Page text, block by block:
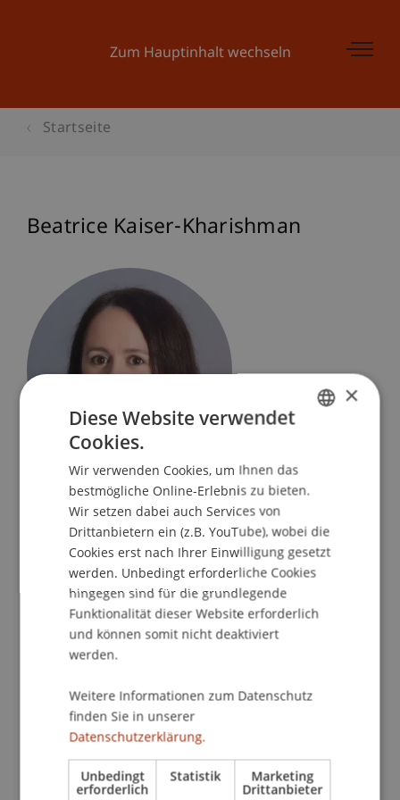
Zum Hauptinhalt wechseln
Startseite
Beatrice Kaiser-Kharishman
Veranstaltungsbetreuerin
Liechtenstein Executive School
Universität Liechtenstein
Fürst-Franz-Josef-Strasse
9490 Vaduz
Liechtenstein
T. +423 265 11 90
×
Diese Website verwendet
Cookies.
Wir verwenden Cookies, um Ihnen das
bestmögliche Online-Erlebnis zu bieten.
Wir setzen dabei auch Services von
Drittanbietern ein (z.B. YouTube), wobei die
Cookies erst nach Ihrer Einwilligung gesetzt
werden. Unbedingt erforderliche Cookies
hingegen sind für die grundlegende
Funktionalität dieser Website erforderlich
und können somit nicht deaktiviert
werden.
Weitere Informationen zum Datenschutz
finden Sie in unserer
Datenschutzerklärung.
Unbedingt
erforderlich
Statistik Marketing
Drittanbieter